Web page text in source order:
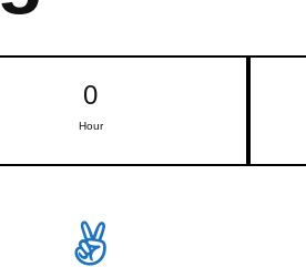
0
Hour